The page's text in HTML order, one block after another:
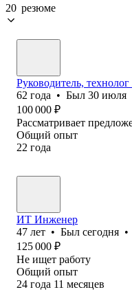
20 резюме
Руководитель,
62 года • Был 30 июля
100 000 ₽
Рассматривает
Общий опыт
22 года
ИТ Инженер
47 лет • Был сегодня •
125 000 ₽
Не ищет работу
Общий опыт
24 года 11 месяцев